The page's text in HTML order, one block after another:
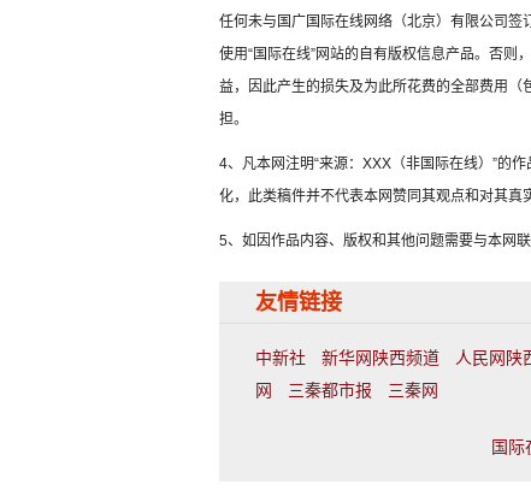
任何未与国广国际在线网络（北京）有限公司签
使用“国际在线”网站的自有版权信息产品。否则
益，因此产生的损失及为此所花费的全部费用
担。
4、凡本网注明“来源：XXX（非国际在线）”的
化，此类稿件并不代表本网赞同其观点和对其真
5、如因作品内容、版权和其他问题需要与本网
友情链接
中新社 新华网陕西频道 人民网陕
网
三秦都市报 三秦网
国